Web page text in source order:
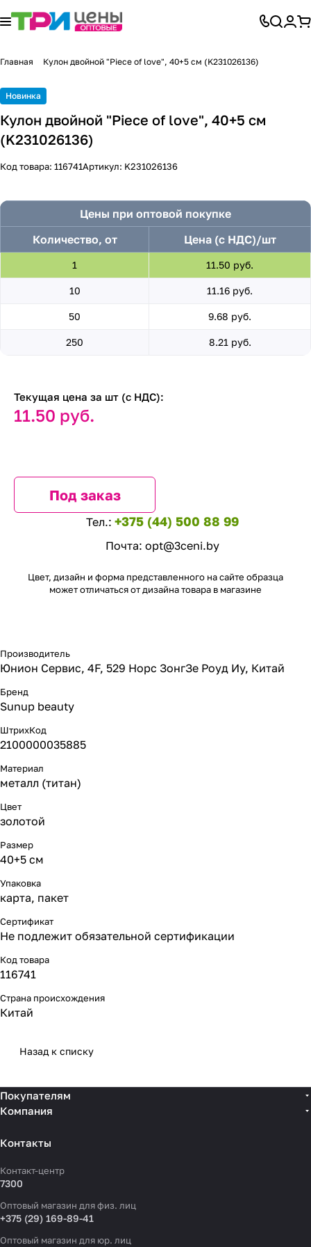
Главная Кулон двойной "Piece of love", 40+5 см (K231026136)
Новинка
Кулон двойной "Piece of love", 40+5 см
(K231026136)
Код товара: 116741Артикул: K231026136
Цены при оптовой покупке
Количество, от
Цена (с НДС)/шт
1 11.50 руб.
10 11.16 руб.
50 9.68 руб.
250 8.21 руб.
Текущая цена за шт (с НДС):
11.50 руб.
Под заказ
Тел.: +375 (44) 500 88 99
Почта: opt@3ceni.by
Цвет, дизайн и форма представленного на сайте образца
может отличаться от дизайна товара в магазине
Производитель
Юнион Сервис, 4F, 529 Норс ЗонгЗе Роуд Иу, Китай
Бренд
Sunup beauty
ШтрихКод
2100000035885
Материал
металл (титан)
Цвет
золотой
Размер
40+5 см
Упаковка
карта, пакет
Сертификат
Не подлежит обязательной сертификации
Код товара
116741
Страна происхождения
Китай
Назад к списку
Покупателям
Компания
Контакты
Контакт-центр
7300
Оптовый магазин для физ. лиц
+375 (29) 169-89-41
Оптовый магазин для юр. лиц